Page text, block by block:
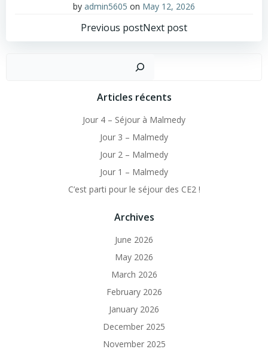
by admin5605 on May 12, 2026
Post
navigation
Previous postPost
navigation
Next post
Articles récents
Jour 4 – Séjour à Malmedy
Jour 3 – Malmedy
Jour 2 – Malmedy
Jour 1 – Malmedy
C’est parti pour le séjour des CE2 !
Archives
June 2026
May 2026
March 2026
February 2026
January 2026
December 2025
November 2025